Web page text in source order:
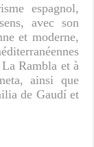
espagnol,
avec son
et moderne,
Rambla et à
ainsi que
de Gaudí et